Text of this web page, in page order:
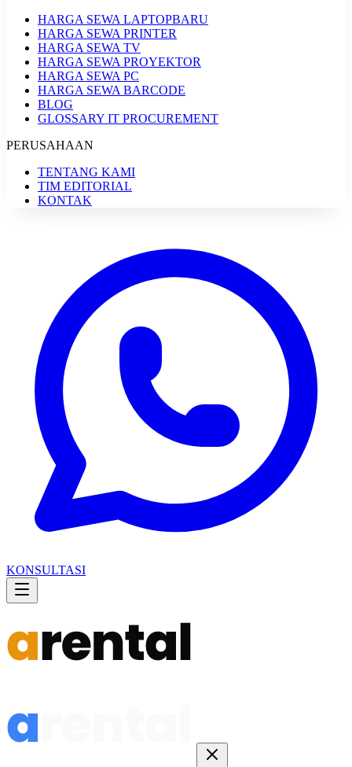
HARGA SEWA LAPTOPBARU
HARGA SEWA PRINTER
HARGA SEWA TV
HARGA SEWA PROYEKTOR
HARGA SEWA PC
HARGA SEWA BARCODE
BLOG
GLOSSARY IT PROCUREMENT
PERUSAHAAN
TENTANG KAMI
TIM EDITORIAL
KONTAK
KONSULTASI